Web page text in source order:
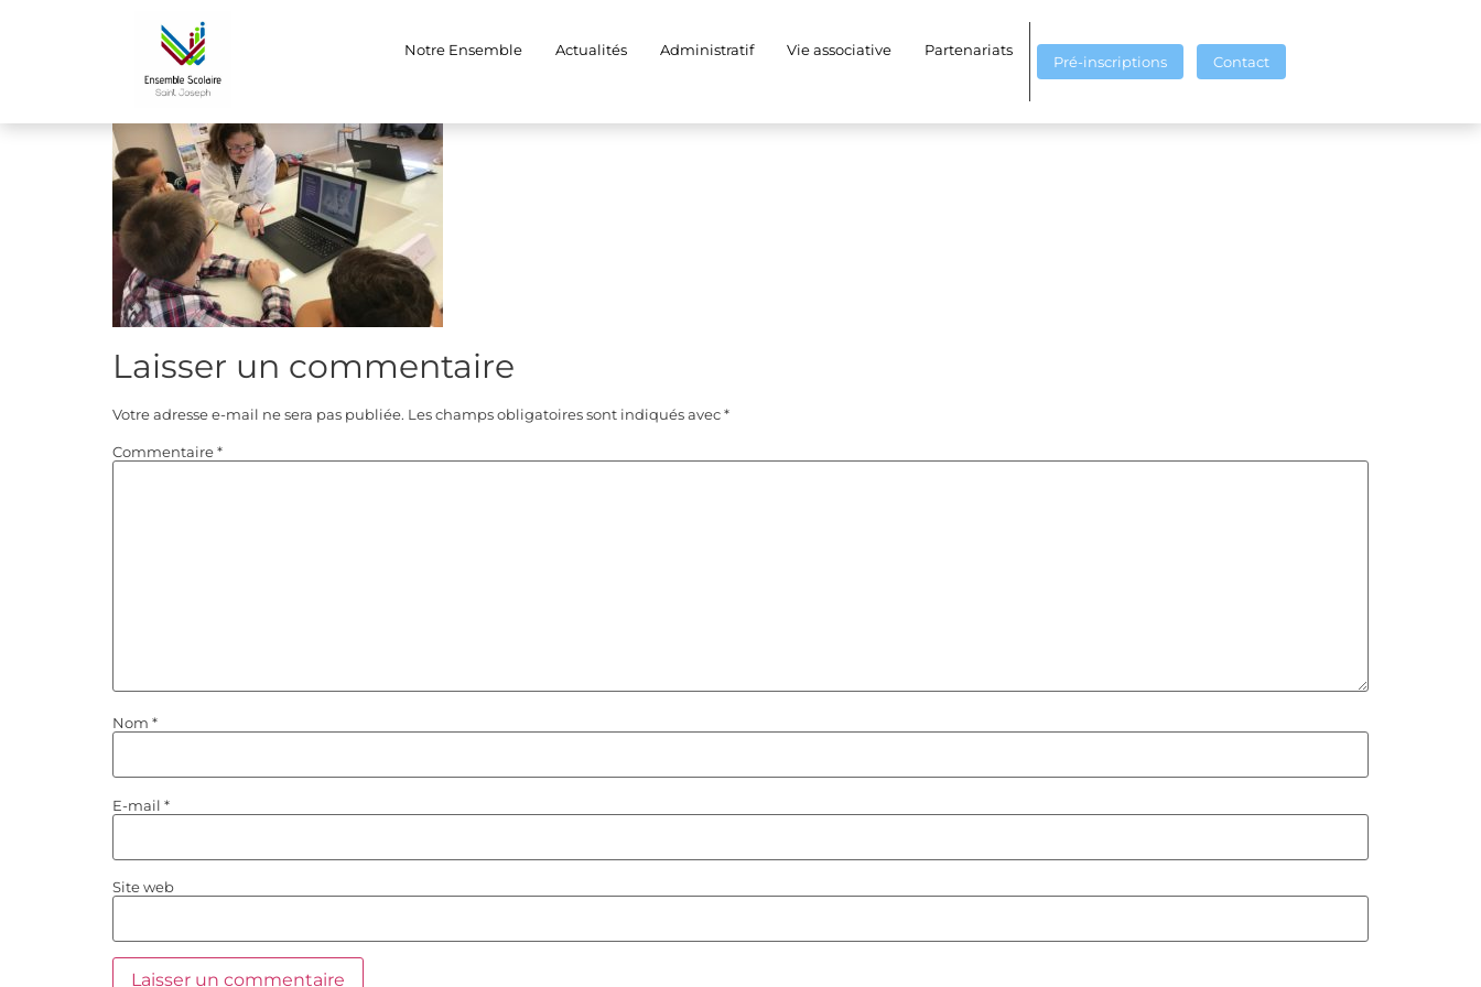
Notre Ensemble Actualités Administratif Vie associative Partenariats
Pré-inscriptions Contact
.jpg
Laisser un commentaire
Votre adresse e-mail ne sera pas publiée. Les champs obligatoires sont indiqués avec*
Commentaire*
Nom *
E-mail *
Site web